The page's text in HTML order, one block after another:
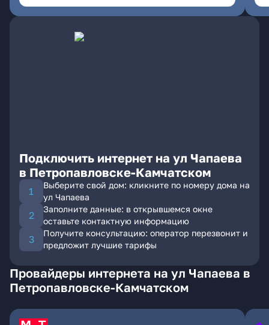
Подключить интернет на ул Чапаева
в Петропавловске-Камчатском
Выберите свой дом: кликните по номеру дома на
ул Чапаева
Заполните данные: в открывшемся окне
оставьте контактную информацию
Получите консультацию: оператор перезвонит и
предложит лучшие тарифы
Провайдеры интернета на ул Чапаева в
Петропавловске-Камчатском